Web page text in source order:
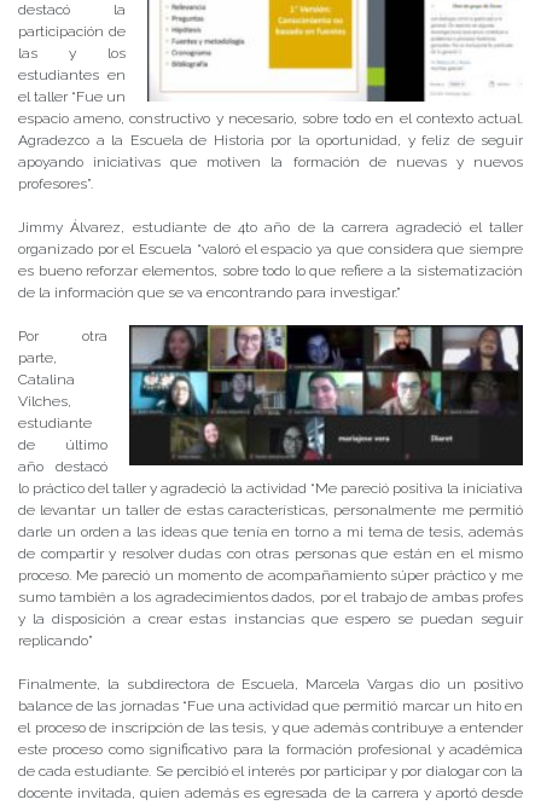
destacó la
participación de
las y los
estudiantes en
el taller “Fue un
espacio ameno, constructivo y necesario, sobre todo en el contexto actual.
Agradezco a la Escuela de Historia por la oportunidad, y feliz de seguir
apoyando iniciativas que motiven la formación de nuevas y nuevos
profesores”.
Jimmy Álvarez, estudiante de 4to año de la carrera agradeció el taller
organizado por el Escuela “valoró el espacio ya que considera que siempre
es bueno reforzar elementos, sobre todo lo que refiere a la sistematización
de la información que se va encontrando para investigar.”
Por otra
parte,
Catalina
Vilches,
estudiante
de último
año destacó
lo práctico del taller y agradeció la actividad “Me pareció positiva la iniciativa
de levantar un taller de estas características, personalmente me permitió
darle un orden a las ideas que tenía en torno a mi tema de tesis, además
de compartir y resolver dudas con otras personas que están en el mismo
proceso. Me pareció un momento de acompañamiento súper práctico y me
sumo también a los agradecimientos dados, por el trabajo de ambas profes
y la disposición a crear estas instancias que espero se puedan seguir
replicando”
Finalmente, la subdirectora de Escuela, Marcela Vargas dio un positivo
balance de las jornadas “Fue una actividad que permitió marcar un hito en
el proceso de inscripción de las tesis, y que además contribuye a entender
este proceso como significativo para la formación profesional y académica
de cada estudiante. Se percibió el interés por participar y por dialogar con la
docente invitada, quien además es egresada de la carrera y aportó desde